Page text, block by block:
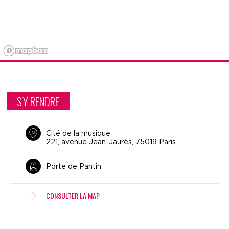
S'Y RENDRE
Cité de la musique
221, avenue Jean-Jaurès, 75019 Paris
Porte de Pantin
CONSULTER LA MAP